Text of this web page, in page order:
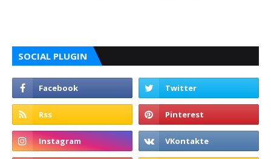
SOCIAL PLUGIN